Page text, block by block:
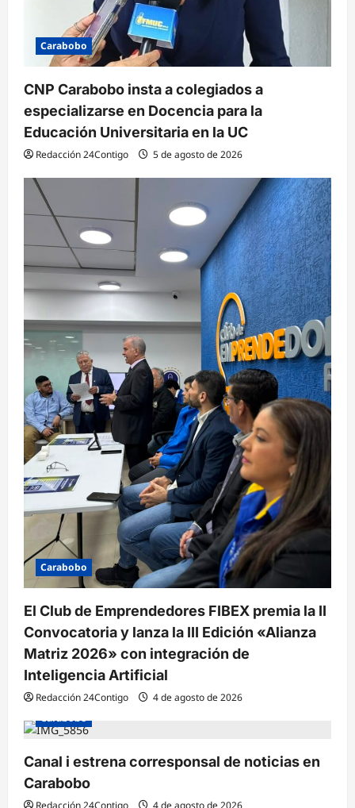
Carabobo
CNP Carabobo insta a colegiados a
especializarse en Docencia para la
Educación Universitaria en la UC
Redacción 24Contigo 5 de agosto de 2026
Carabobo
El Club de Emprendedores FIBEX premia la II
Convocatoria y lanza la III Edición «Alianza
Matriz 2026» con integración de
Inteligencia Artificial
Redacción 24Contigo
4 de agosto de 2026
Carabobo
Canal i estrena corresponsal de noticias en
Carabobo
Redacción 24Contigo 4 de agosto de 2026